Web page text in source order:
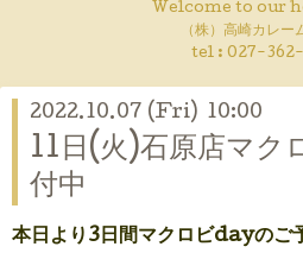
Welcome to our
（株）高崎カレ
tel : 027-
2022.10.07 (Fri) 10:00
11日(火)石原店マク
付中
本日より3日間マクロビdayのご